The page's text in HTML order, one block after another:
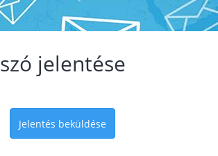
szó jelentése
Jelentés beküldése